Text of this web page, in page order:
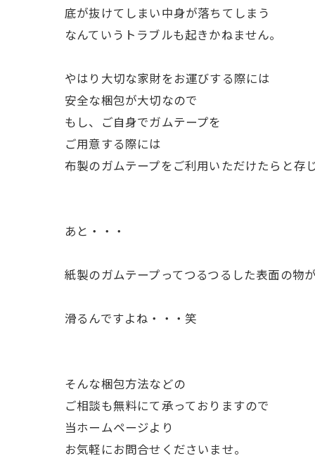
底が抜けてしまい中身が落ちてしまう
なんていうトラブルも起きかねません。
やはり大切な家財をお運びする際には
安全な梱包が大切なので
もし、ご自身でガムテープを
ご用意する際には
布製のガムテープをご利用いただけたらと存じ
あと・・・
紙製のガムテープってつるつるした表面の物
滑るんですよね・・・笑
そんな梱包方法などの
ご相談も無料にて承っておりますので
当ホームページより
お気軽にお問合せくださいませ。